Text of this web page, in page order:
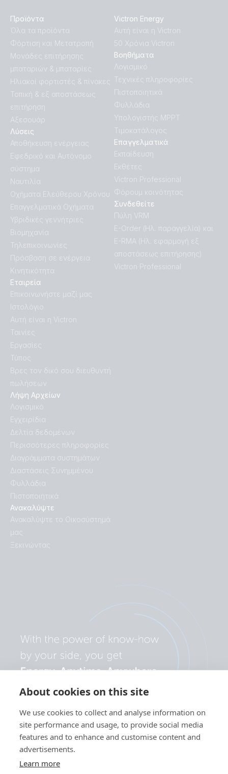
About cookies on this site
We use cookies to collect and analyse information on
site performance and usage, to provide social media
features and to enhance and customise content and
advertisements.
Learn more
Προϊόντα
Όλα τα προϊόντα
Φόρτιση και Μετατροπή
Μονάδες επιτήρησης
μπαταριών & μπαταρίες
Ηλιακοί φορτιστές & πίνακες
Τοπική & εξ αποστάσεως
επιτήρηση
Αξεσουάρ
Ανακαλύψτε
Ανακαλύψτε το Οικοσύστημά
μας
Ξεκινώντας
Victron Energy
Αυτή είναι η Victron
50 Χρόνια Victron
Λήψη Αρχείων
Λογισμικό
Εγχειρίδια
Δελτία δεδομένων
Περισσότερες πληροφορίες
Διαγράμματα συστημάτων
Διαστάσεις Συνημμένου
Φυλλάδια
Πιστοποιητικά
Λύσεις
Αποθήκευση ενέργειας
Εφεδρικό και Αυτόνομο
σύστημα
Ναυτιλία
Οχήματα Ελεύθερου Χρόνου
Επαγγελματικά Οχήματα
Υβριδικές γεννήτριες
Βιομηχανία
Τηλεπικοινωνίες
Πρόσβαση σε ενέργεια
Κινητικότητα
Εταιρεία
Επικοινωνήστε μαζί μας
Ιστολόγιο
Αυτή είναι η Victron
Ταινίες
Εργασίες
Τύπος
Βρες τον δικό σου διευθυντή
πωλήσεων
Βοηθήματα
Λογισμικό
Τεχνικές πληροφορίες
Πιστοποιητικά
Φυλλάδια
Υπολογιστής MPPT
Τιμοκατάλογος
Επαγγελματικά
Εκπαίδευση
Εκθέτες
Victron Professional
Φόρουμ κοινότητας
Συνδεθείτε
Πύλη VRM
E-Order (Ηλ. παραγγελία) και
E-RMA (Ηλ. εφαρμογή εξ
αποστάσεως επιτήρησης)
Victron Professional